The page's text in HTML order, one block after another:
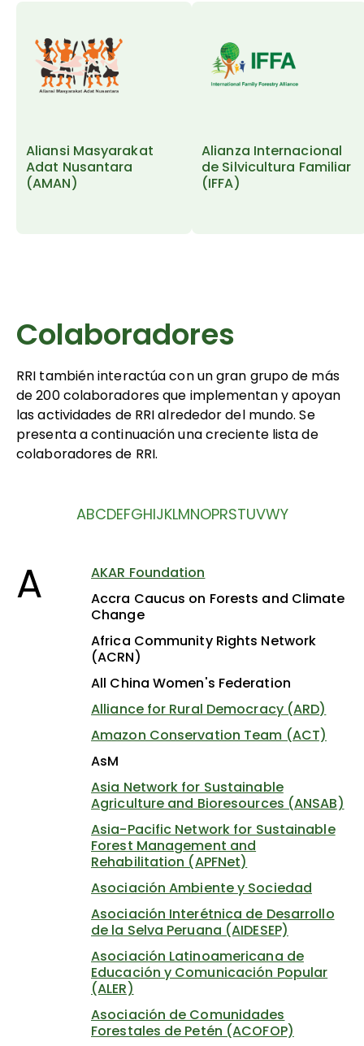
Aliansi Masyarakat
Adat Nusantara
(AMAN)
Alianza Internacional
de Silvicultura Familiar
(IFFA)
Colaboradores
RRI también interactúa con un gran grupo de más
de 200 colaboradores que implementan y apoyan
las actividades de RRI alrededor del mundo. Se
presenta a continuación una creciente lista de
colaboradores de RRI.
ABCDEFGHIJKLMNOPRSTUVWY
A
AKAR Foundation
Accra Caucus on Forests and Climate
Change
Africa Community Rights Network
(ACRN)
All China Women's Federation
Alliance for Rural Democracy (ARD)
Amazon Conservation Team (ACT)
AsM
Asia Network for Sustainable
Agriculture and Bioresources (ANSAB)
Asia-Pacific Network for Sustainable
Forest Management and
Rehabilitation (APFNet)
Asociación Ambiente y Sociedad
Asociación Interétnica de Desarrollo
de la Selva Peruana (AIDESEP)
Asociación Latinoamericana de
Educación y Comunicación Popular
(ALER)
Asociación de Comunidades
Forestales de Petén (ACOFOP)